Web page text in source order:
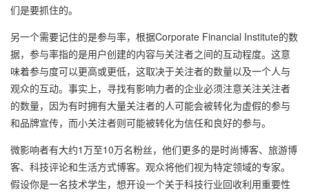
们是要抓住的。
另一个需要记住的是参与率，根据Corporate Financial Institute的数
据，参与率指的是用户创建的内容与关注者之间的互动程度。这意
味着参与度可以更高或更低，这取决于关注者的数量以及一个人与
观众的互动。事实上，寻找有影响力者的企业必须注意关注关注者
的数量，因为有时拥有大量关注者的人可能会被转化为虚假的参与
和品牌宣传，而小关注者则可能被转化为信任和良好的参与。
微影响者有大约1万至10万名粉丝，他们更多的是时尚博客、旅游博
客、科技评论和生活方式博客。观众将他们视为特定领域的专家。
假设你是一名技术学生，想开设一个关于科技行业回收利用重要性